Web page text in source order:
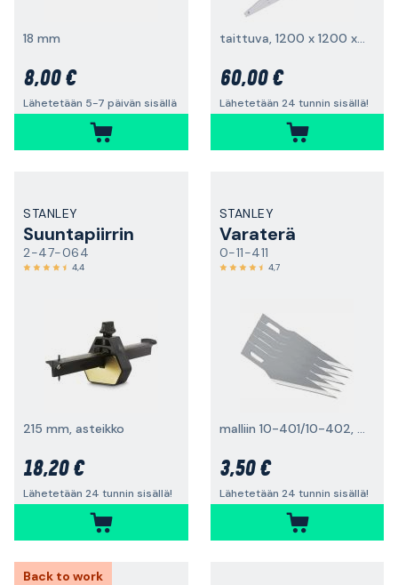
18 mm
8,00 €
Lähetetään 5-7 päivän sisällä
taittuva, 1200 x 1200 x 1720 mm
60,00 €
Lähetetään 24 tunnin sisällä!
STANLEY
Suuntapiirrin
2-47-064
4,4
215 mm, asteikko
18,20 €
Lähetetään 24 tunnin sisällä!
STANLEY
Varaterä
0-11-411
4,7
malliin 10-401/10-402, 3 kpl
3,50 €
Lähetetään 24 tunnin sisällä!
Back to work